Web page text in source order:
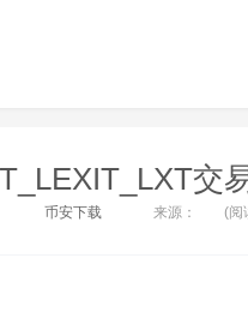
交
币安下载 来源： (阅